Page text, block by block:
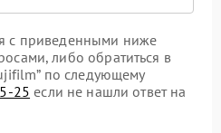
с приведенными ниже
либо обратиться в
по следующему
25 если не нашли ответ на